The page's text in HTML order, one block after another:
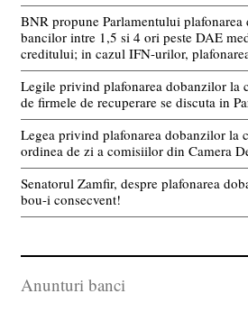
BNR propune Parlamentului
bancilor intre 1,5 si 4 ori peste DAE
creditului; in cazul IFN-urilor,
Legile privind plafonarea dobanzilor la
de firmele de recuperare se discuta in
Legea privind plafonarea dobanzilor la
ordinea de zi a comisiilor din Camera
Senatorul Zamfir, despre plafonarea
bou-i consecvent!
Anunturi banci